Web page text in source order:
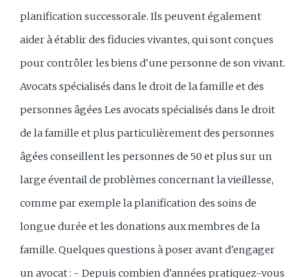
planification successorale. Ils peuvent également
aider à établir des fiducies vivantes, qui sont conçues
pour contrôler les biens d'une personne de son vivant.
Avocats spécialisés dans le droit de la famille et des
personnes âgées Les avocats spécialisés dans le droit
de la famille et plus particulièrement des personnes
âgées conseillent les personnes de 50 et plus sur un
large éventail de problèmes concernant la vieillesse,
comme par exemple la planification des soins de
longue durée et les donations aux membres de la
famille. Quelques questions à poser avant d'engager
un avocat : - Depuis combien d'années pratiquez-vous